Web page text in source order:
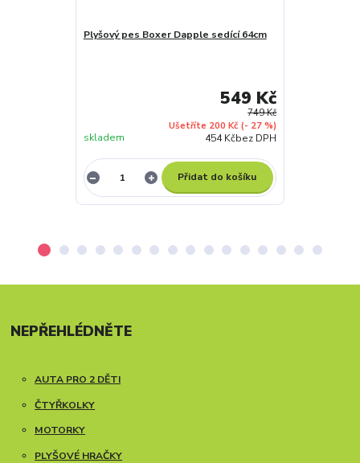
Plyšový pes Boxer Dapple sedící 64cm
749 Kč
Ušetříte 200 Kč (- 27 %)
549 Kč
454 Kčbez DPH
skladem
Přidat do košíku
NEPŘEHLÉDNĚTE
AUTA PRO 2 DĚTI
ČTYŘKOLKY
MOTORKY
PLYŠOVÉ HRAČKY